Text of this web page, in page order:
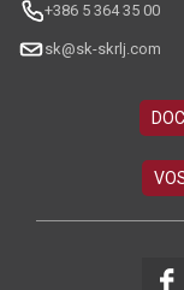
+386 5 364 35 00
sk@sk-skrlj.com